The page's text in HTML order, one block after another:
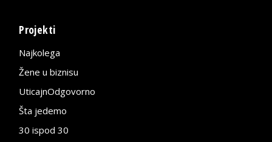
Projekti
Najkolega
Žene u biznisu
UticajnOdgovorno
Šta jedemo
30 ispod 30